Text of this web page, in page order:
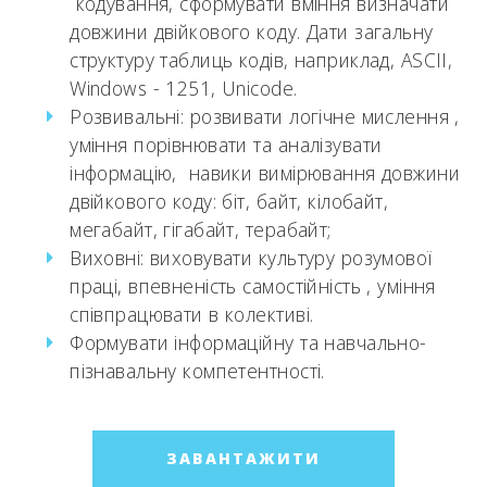
довжини двійкового коду. Дати загальну
структуру таблиць кодів, наприклад, ASCII,
Windows - 1251, Unicode.
Розвивальні: розвивати логічне мислення ,
уміння порівнювати та аналізувати
інформацію, навики вимірювання довжини
двійкового коду: біт, байт, кілобайт,
мегабайт, гігабайт, терабайт;
Виховні: виховувати культуру розумової
праці, впевненість самостійність , уміння
співпрацювати в колективі.
Формувати інформаційну та навчально-
пізнавальну компетентності.
ЗАВАНТАЖИТИ